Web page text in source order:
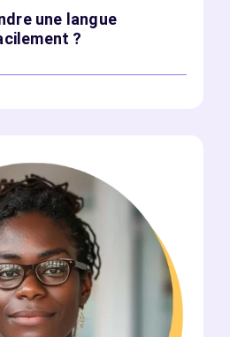
une langue
?